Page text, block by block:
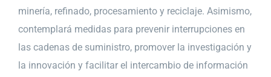
minería, refinado, procesamiento y reciclaje. Asimismo,
contemplará medidas para prevenir interrupciones en
las cadenas de suministro, promover la investigación y
la innovación y facilitar el intercambio de información